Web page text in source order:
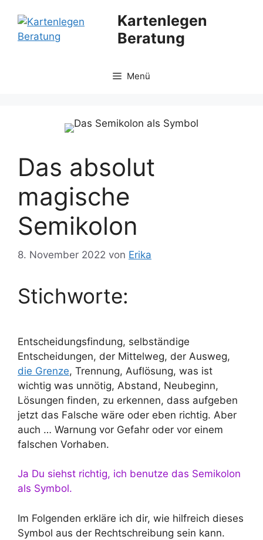
Inhalt
springen
Kartenlegen
Beratung
Menü
Das absolut
magische
Semikolon
8. November 2022 von Erika
Stichworte:
Entscheidungsfindung, selbständige
Entscheidungen, der Mittelweg, der Ausweg,
die Grenze, Trennung, Auflösung, was ist
wichtig was unnötig, Abstand, Neubeginn,
Lösungen finden, zu erkennen, dass aufgeben
jetzt das Falsche wäre oder eben richtig. Aber
auch … Warnung vor Gefahr oder vor einem
falschen Vorhaben.
Ja Du siehst richtig, ich benutze das Semikolon
als Symbol.
Im Folgenden erkläre ich dir, wie hilfreich dieses
Symbol aus der Rechtschreibung sein kann.